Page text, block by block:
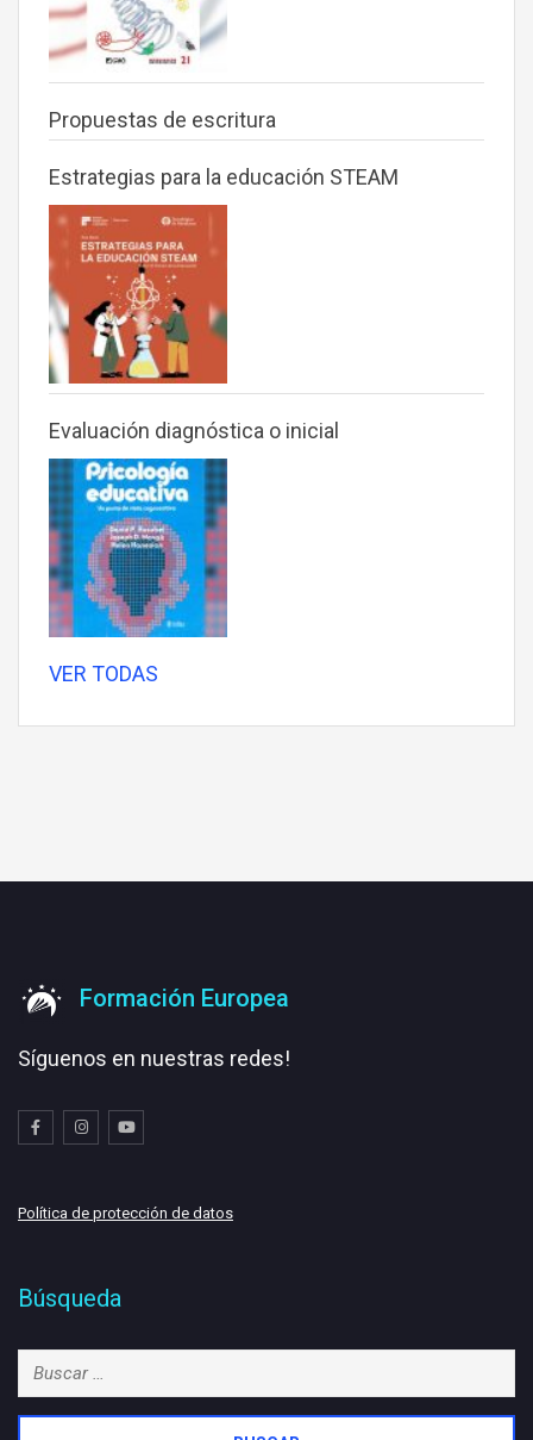
Propuestas de escritura
Estrategias para la educación STEAM
Evaluación diagnóstica o inicial
VER TODAS
Formación Europea
Síguenos en nuestras redes!
Política de protección de datos
Búsqueda
Buscar: